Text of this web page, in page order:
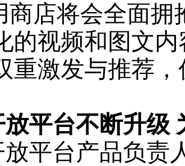
商店将会全面拥
的视频和图文
重激发与推荐
平台不断升级
平台产品负责